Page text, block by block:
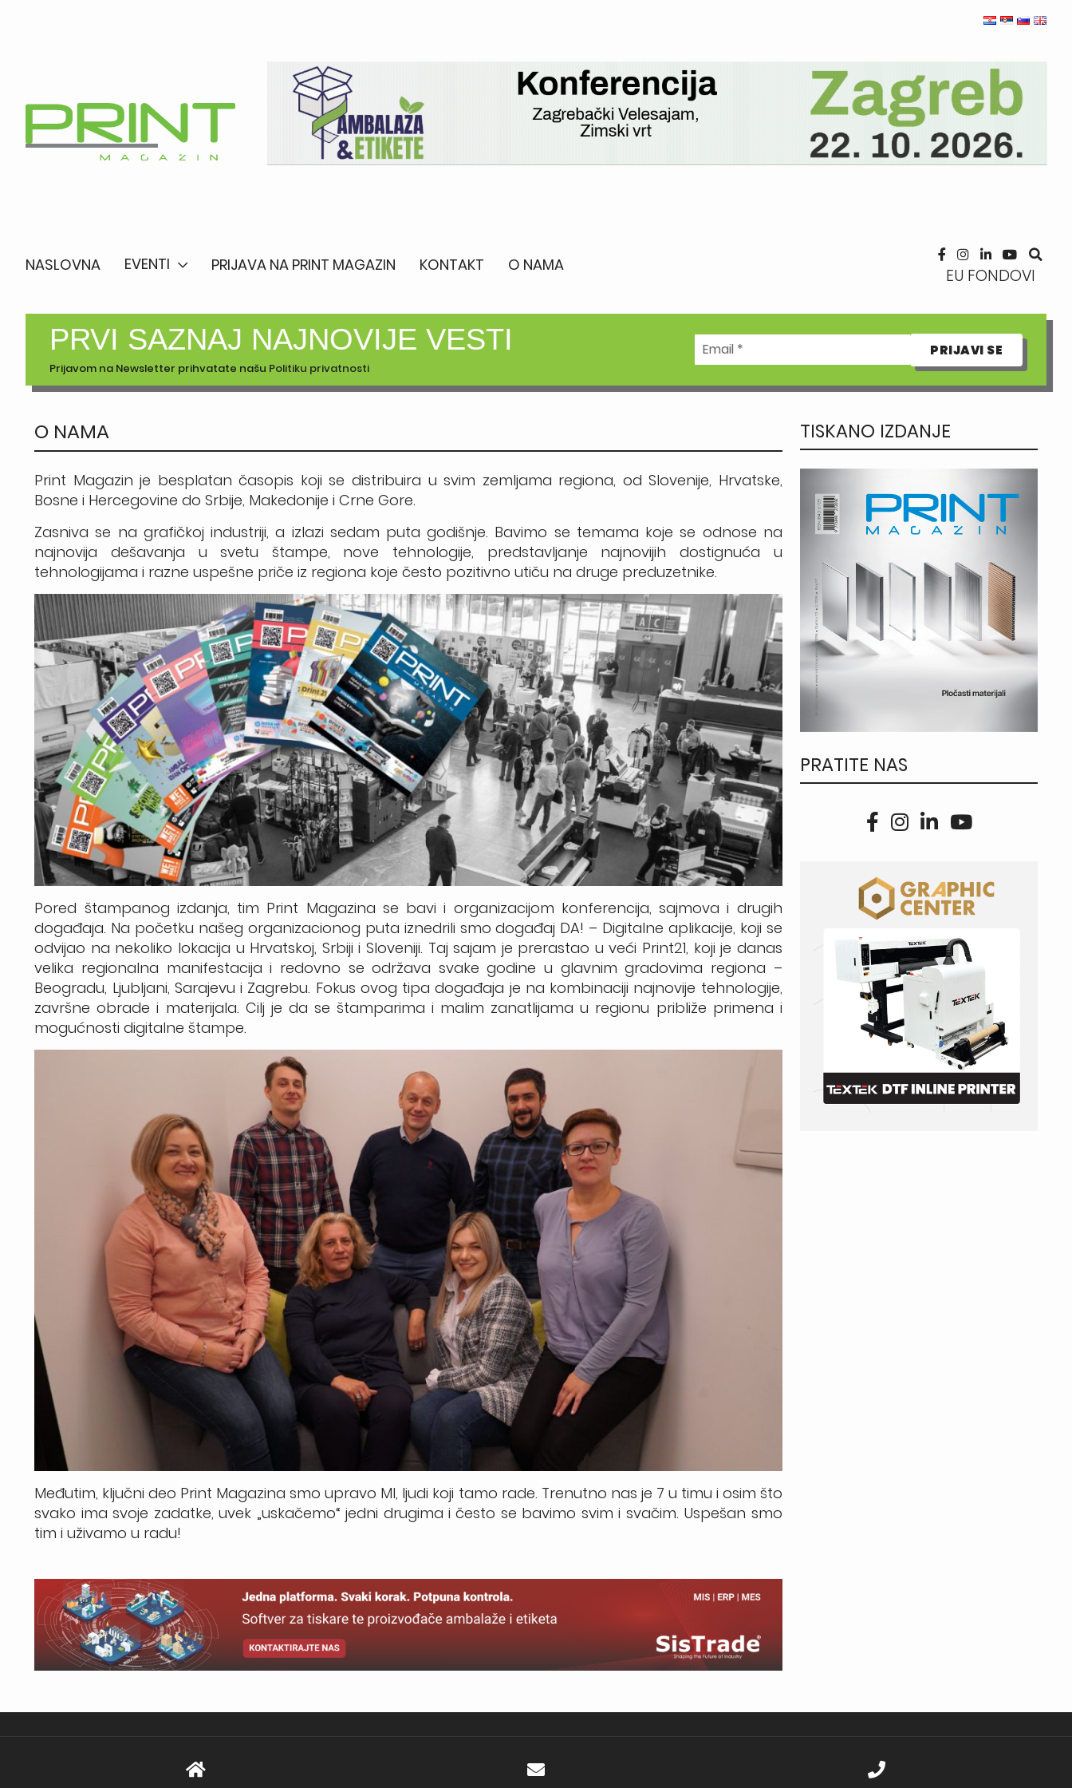
NASLOVNA EVENTI PRIJAVA NA PRINT MAGAZIN KONTAKT O NAMA
EU FONDOVI
PRVI SAZNAJ NAJNOVIJE VESTI
Prijavom na Newsletter prihvatate našu Politiku privatnosti
O NAMA
Print Magazin je besplatan časopis koji se distribuira u svim zemljama regiona, od Slovenije, Hrvatske,
Bosne i Hercegovine do Srbije, Makedonije i Crne Gore.
Zasniva se na grafičkoj industriji, a izlazi sedam puta godišnje. Bavimo se temama koje se odnose na
najnovija dešavanja u svetu štampe, nove tehnologije, predstavljanje najnovijih dostignuća u
tehnologijama i razne uspešne priče iz regiona koje često pozitivno utiču na druge preduzetnike.
Pored štampanog izdanja, tim Print Magazina se bavi i organizacijom konferencija, sajmova i drugih
događaja. Na početku našeg organizacionog puta iznedrili smo događaj DA! – Digitalne aplikacije, koji se
odvijao na nekoliko lokacija u Hrvatskoj, Srbiji i Sloveniji. Taj sajam je prerastao u veći Print21, koji je danas
velika regionalna manifestacija i redovno se održava svake godine u glavnim gradovima regiona –
Beogradu, Ljubljani, Sarajevu i Zagrebu. Fokus ovog tipa događaja je na kombinaciji najnovije tehnologije,
završne obrade i materijala. Cilj je da se štamparima i malim zanatlijama u regionu približe primena i
mogućnosti digitalne štampe.
Međutim, ključni deo Print Magazina smo upravo MI, ljudi koji tamo rade. Trenutno nas je 7 u timu i osim što
svako ima svoje zadatke, uvek „uskačemo“ jedni drugima i često se bavimo svim i svačim. Uspešan smo
tim i uživamo u radu!
TISKANO IZDANJE
PRATITE NAS